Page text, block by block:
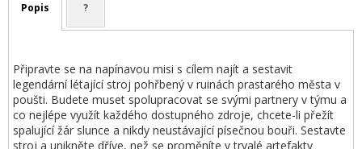
Popis ?
Připravte se na napínavou misi s cílem najít a sestavit
legendární létající stroj pohřbený v ruinách prastarého města v
poušti. Budete muset spolupracovat se svými partnery v týmu a
co nejlépe využít každého dostupného zdroje, chcete-li přežít
spalující žár slunce a nikdy neustávající písečnou bouři. Sestavte
stroj a unikněte dříve, než se proměníte v trvalé artefakty